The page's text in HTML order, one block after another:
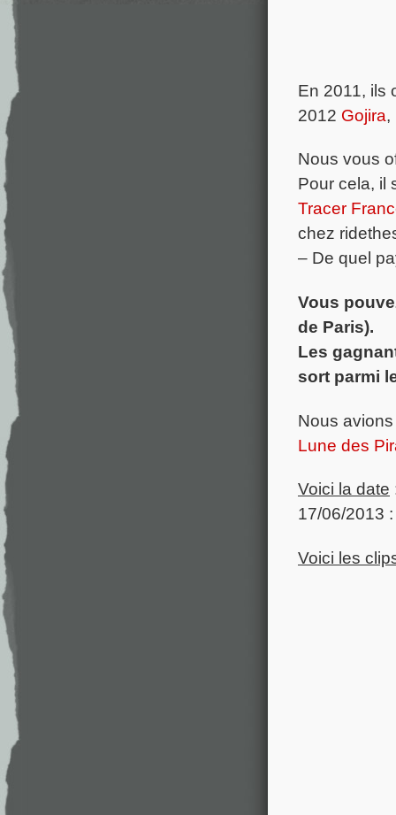
En 2011, ils
2012 Gojira,
Nous vous
Pour cela, il
Tracer
chez
– De quel
Vous
de Paris).
Les
sort parmi
Nous
Lune des
Voici la date
17/06/2013
Voici les